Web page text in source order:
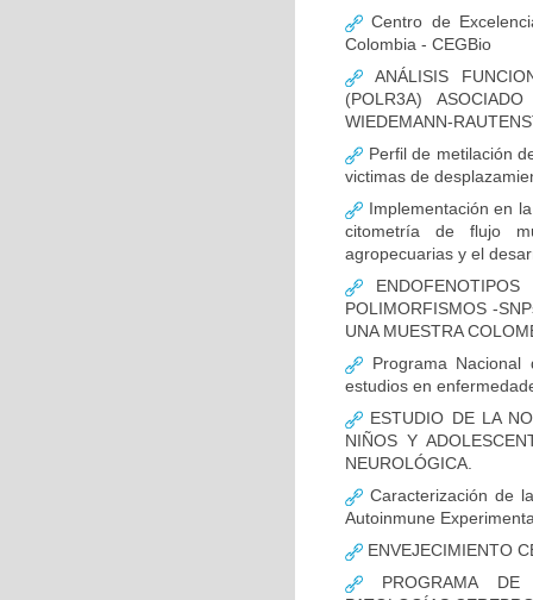
Centro de
Colombia - CEGBio
ANÁLISIS
(POLR3A)
WIEDEMANN-
Perfil de metilación
victimas de
Implementación en
citometría de flujo
agropecuarias y el
POLIMORFISMOS -
UNA MUESTRA
Programa Nacional
estudios en
ESTUDIO DE LA
NIÑOS Y
NEUROLÓGICA.
Caracterización de
Autoinmune
ENVEJECIMIENTO
PROGRAMA DE